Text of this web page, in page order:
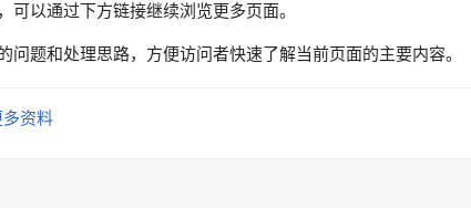
可以通过下方链接继续浏览更多页面。
问题和处理思路，方便访问者快速了解当前页面的主要内容。
多资料